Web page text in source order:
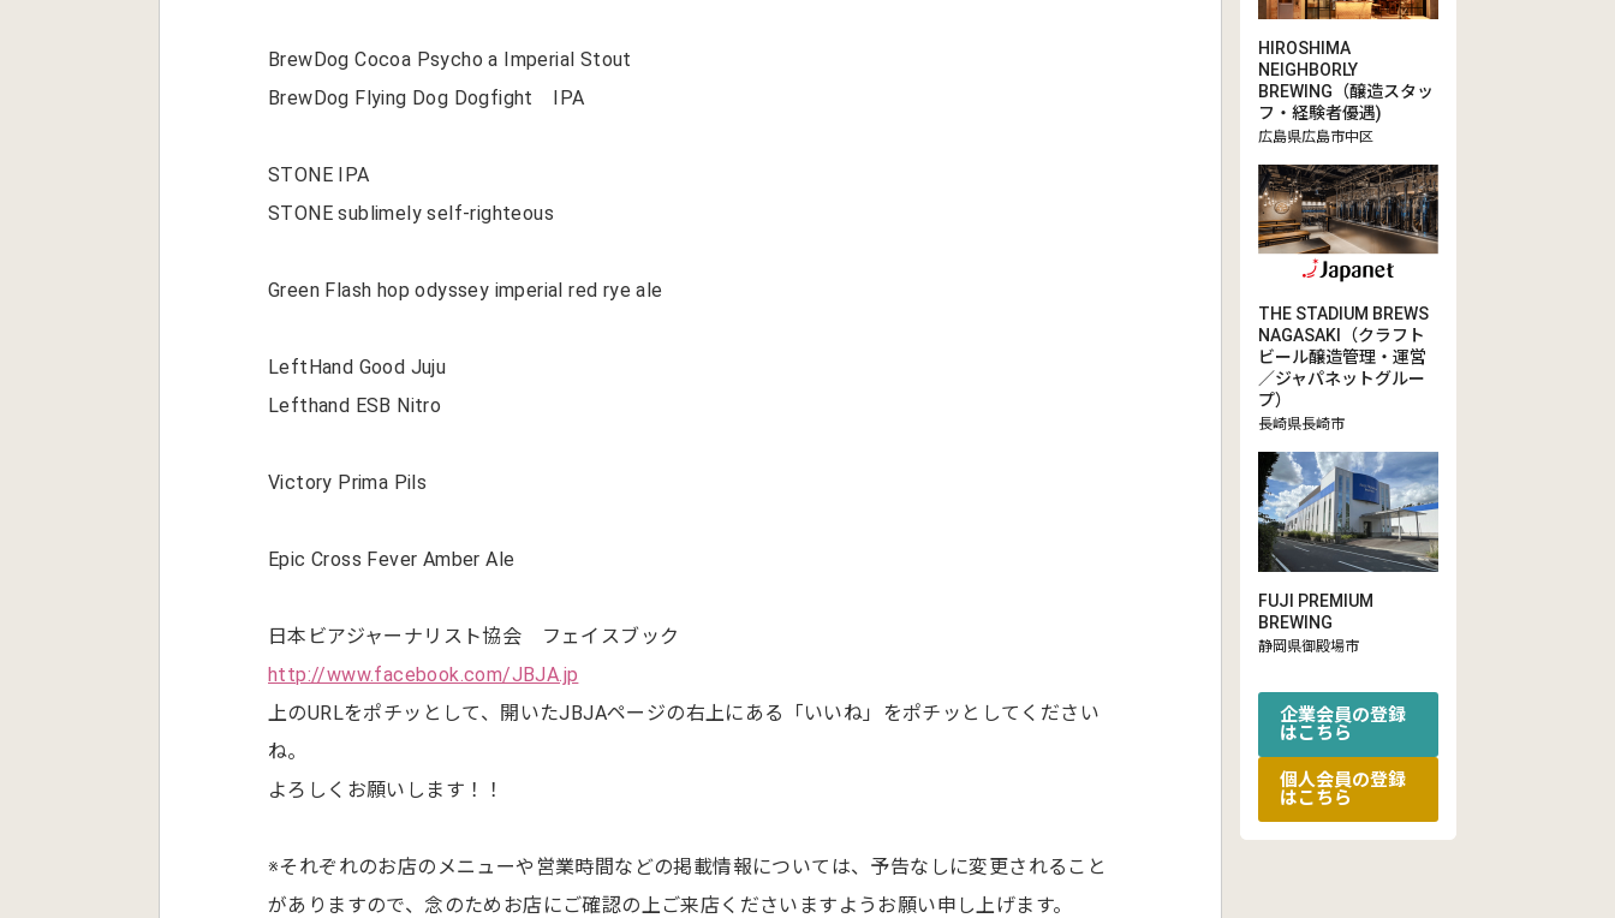
BrewDog Cocoa Psycho a Imperial Stout
BrewDog Flying Dog Dogfight IPA
STONE IPA
STONE sublimely self-righteous
Green Flash hop odyssey imperial red rye ale
LeftHand Good Juju
Lefthand ESB Nitro
Victory Prima Pils
Epic Cross Fever Amber Ale
日本ビアジャーナリスト協会 フェイスブック
http://www.facebook.com/JBJA.jp
上のURLをポチッとして、開いたJBJAページの右上にある「いいね」をポチッとしてください
ね。
よろしくお願いします！！
※それぞれのお店のメニューや営業時間などの掲載情報については、予告なしに変更されること
がありますので、念のためお店にご確認の上ご来店くださいますようお願い申し上げます。
HIROSHIMA
NEIGHBORLY
BREWING（醸造スタッ
フ・経験者優遇)
広島県広島市中区
THE STADIUM BREWS
NAGASAKI（クラフト
ビール醸造管理・運営
／ジャパネットグルー
プ）
長崎県長崎市
FUJI PREMIUM
BREWING
静岡県御殿場市
企業会員の登録
はこちら
個人会員の登録
はこちら